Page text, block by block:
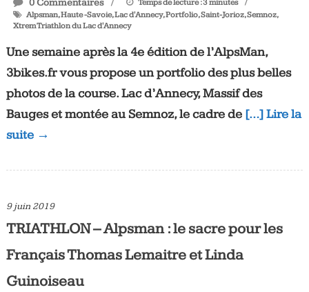
0 Commentaires Temps de lecture :3minutes
Alpsman,Haute -Savoie,Lac d'Annecy,Portfolio,Saint-Jorioz,Semnoz,
Xtrem Triathlon du Lac d'Annecy
Une semaine après la 4e édition de l’AlpsMan,
3bikes.fr vous propose un portfolio des plus belles
photos de la course. Lac d’Annecy, Massif des
Bauges et montée au Semnoz, le cadre de […] Lire la
suite →
9 juin 2019
TRIATHLON – Alpsman : le sacre pour les
Français Thomas Lemaitre et Linda
Guinoiseau